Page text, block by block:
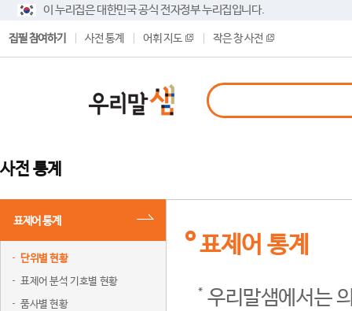
이 누리집은 대한민국 공식 전자정부 누리집입니다.
집필 참여하기 사전 통계 어휘 지도 작은 창 사전
사전 통계
표제어 통계
단위별 현황
표제어 분석 기호별 현황
품사별 현황
표제어 통계
우리말샘에서는